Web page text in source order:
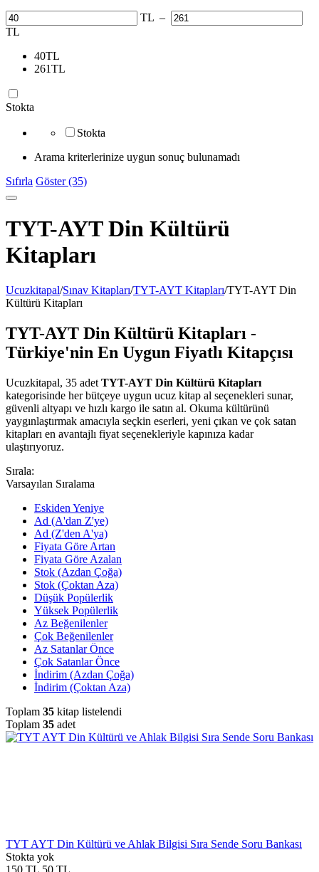
TL –
TL
40TL
261TL
Stokta
Stokta
Arama kriterlerinize uygun sonuç bulunamadı
Sıfırla Göster (35)
TYT-AYT Din Kültürü
Kitapları
Ucuzkitapal/Sınav Kitapları/TYT-AYT Kitapları/TYT-AYT Din
Kültürü Kitapları
TYT-AYT Din Kültürü Kitapları -
Türkiye'nin En Uygun Fiyatlı Kitapçısı
Ucuzkitapal, 35 adet TYT-AYT Din Kültürü Kitapları
kategorisinde her bütçeye uygun ucuz kitap al seçenekleri sunar,
güvenli altyapı ve hızlı kargo ile satın al. Okuma kültürünü
yaygınlaştırmak amacıyla seçkin eserleri, yeni çıkan ve çok satan
kitapları en avantajlı fiyat seçenekleriyle kapınıza kadar
ulaştırıyoruz.
Sırala:
Varsayılan Sıralama
Eskiden Yeniye
Ad (A'dan Z'ye)
Ad (Z'den A'ya)
Fiyata Göre Artan
Fiyata Göre Azalan
Stok (Azdan Çoğa)
Stok (Çoktan Aza)
Düşük Popülerlik
Yüksek Popülerlik
Az Beğenilenler
Çok Beğenilenler
Az Satanlar Önce
Çok Satanlar Önce
İndirim (Azdan Çoğa)
İndirim (Çoktan Aza)
Toplam 35 kitap listelendi
Toplam 35 adet
TYT AYT Din Kültürü ve Ahlak Bilgisi Sıra Sende Soru Bankası
Stokta yok
150 TL 50 TL